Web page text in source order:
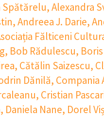
Spătărelu,Alexandra
,Andreea J. Darie,
Fălticeni
, Bob Rădulescu,
, Cătălin Saizescu,
Dănilă, Compania
, Cristian
, Daniela Nane, Dorel